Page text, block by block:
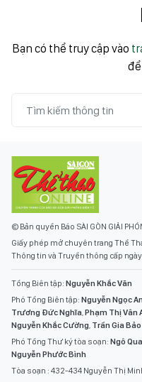
Bạn có thể truy cập vào
© Bản quyền Báo SÀI GÒN GIẢI
Giấy phép mở chuyên trang Thể
Thông tin và Truyền thông cấp
Tổng Biên tập: Nguyễn Khắc Văn
Phó Tổng Biên tập: Nguyễn Ngọc
Trương Đức Nghĩa,Phạm Thị Vân
Nguyễn Khắc Cường, Trần Gia Bảo
Phó Tổng Thư ký tòa soạn: Ngô
Nguyễn Phước Bình
Tòa soạn : 432-434 Nguyễn Thị